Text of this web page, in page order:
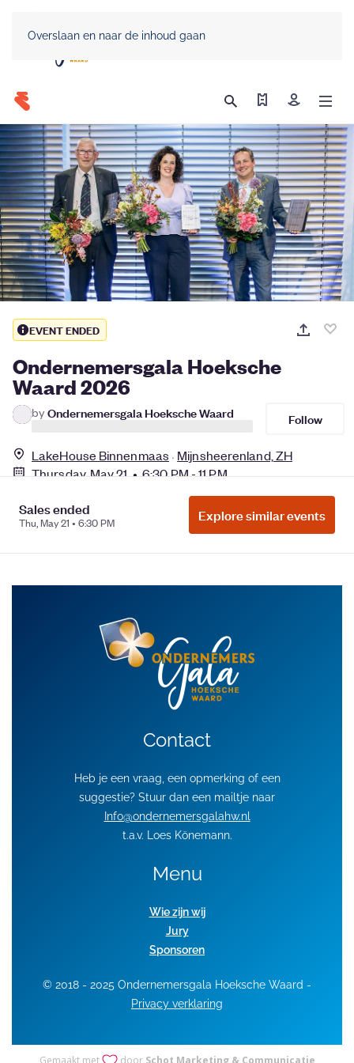
Overslaan en naar de inhoud gaan
Contact
Heb je een vraag, een opmerking of een
suggestie? Stuur dan een mailtje naar
Info@ondernemersgalahw.nl
t.a.v. Loes Könemann.
Menu
Wie zijn wij
Jury
Sponsoren
© 2018 - 2025 Ondernemersgala Hoeksche Waard -
Privacy verklaring
Gemaakt met door Schot Marketing & Communicatie